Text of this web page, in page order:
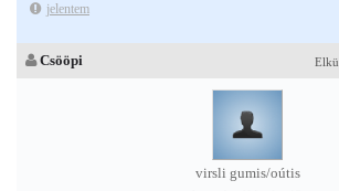
jelentem
Csööpi
virsli gumis/oútis